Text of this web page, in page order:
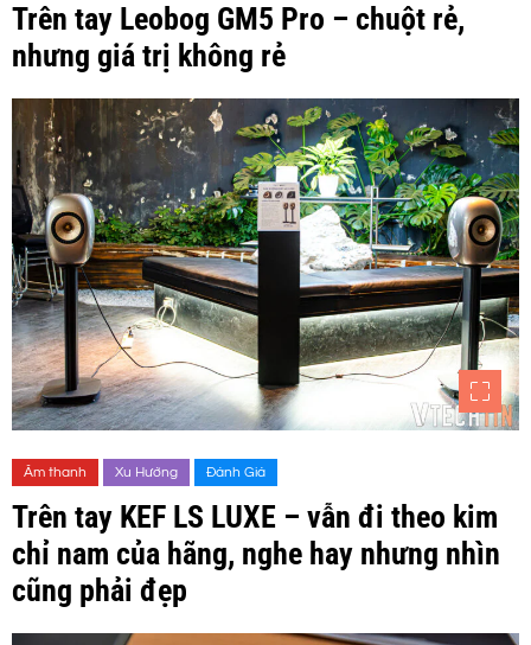
Trên tay Leobog GM5 Pro – chuột rẻ,
nhưng giá trị không rẻ
Âm thanh Xu Hướng Đánh Giá
Trên tay KEF LS LUXE – vẫn đi theo kim
chỉ nam của hãng, nghe hay nhưng nhìn
cũng phải đẹp